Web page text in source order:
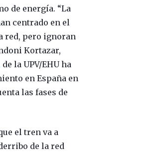
de energía. “La
centrado en el
red, pero ignoran
Kortazar,
de la UPV/EHU ha
en España en
las fases de
el tren va a
de la red